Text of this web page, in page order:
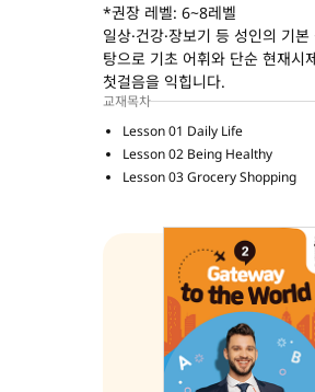
*권장 레벨: 6~8레벨
일상·건강·장보기 등 성인의 기
탕으로 기초 어휘와 단순 현재시
첫걸음을 익힙니다.
교재목차
Lesson 01 Daily Life
Lesson 02 Being Healthy
Lesson 03 Grocery Shopping